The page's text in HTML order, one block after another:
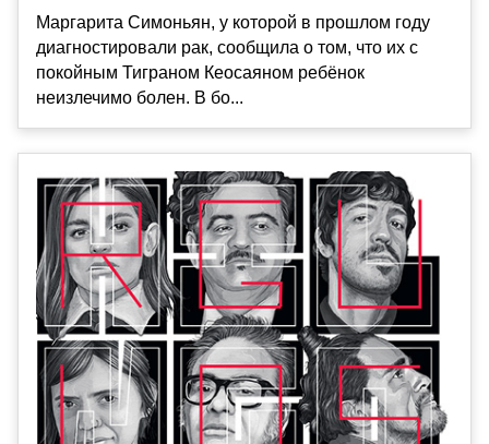
Маргарита Симоньян, у которой в прошлом году
диагностировали рак, сообщила о том, что их с
покойным Тиграном Кеосаяном ребёнок
неизлечимо болен. В бо...